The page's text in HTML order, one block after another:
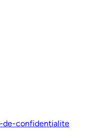
de-confidentialite